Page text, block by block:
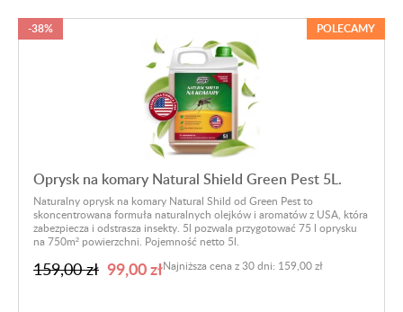
Oprysk na komary Natural Shield Green Pest 5L.
-38% POLECAMY
Naturalny oprysk na komary Natural Shild od Green Pest to
skoncentrowana formuła naturalnych olejków i aromatów z USA, która
zabezpiecza i odstrasza insekty. 5l pozwala przygotować 75 l oprysku
na 750m² powierzchni. Pojemność netto 5l.
159,00 zł 99,00 złNajniższa cena z 30 dni: 159,00 zł